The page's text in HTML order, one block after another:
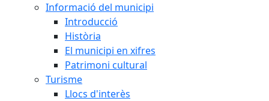
Informació del municipi
Introducció
Història
El municipi en xifres
Patrimoni cultural
Turisme
Llocs d'interès